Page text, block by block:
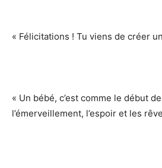
« Félicitations ! Tu viens de créer
« Un bébé, c’est comme le début
l’émerveillement, l’espoir et les